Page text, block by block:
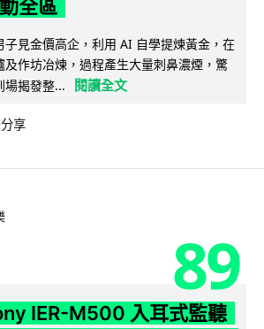
全區
子見金價高企，利用 AI 自學提煉黃金，在
及作坊冶煉，過程產生大量刺鼻濃煙，驚
場揭發整...
閱讀全文
分享
89
IER-M500 入耳式監聽